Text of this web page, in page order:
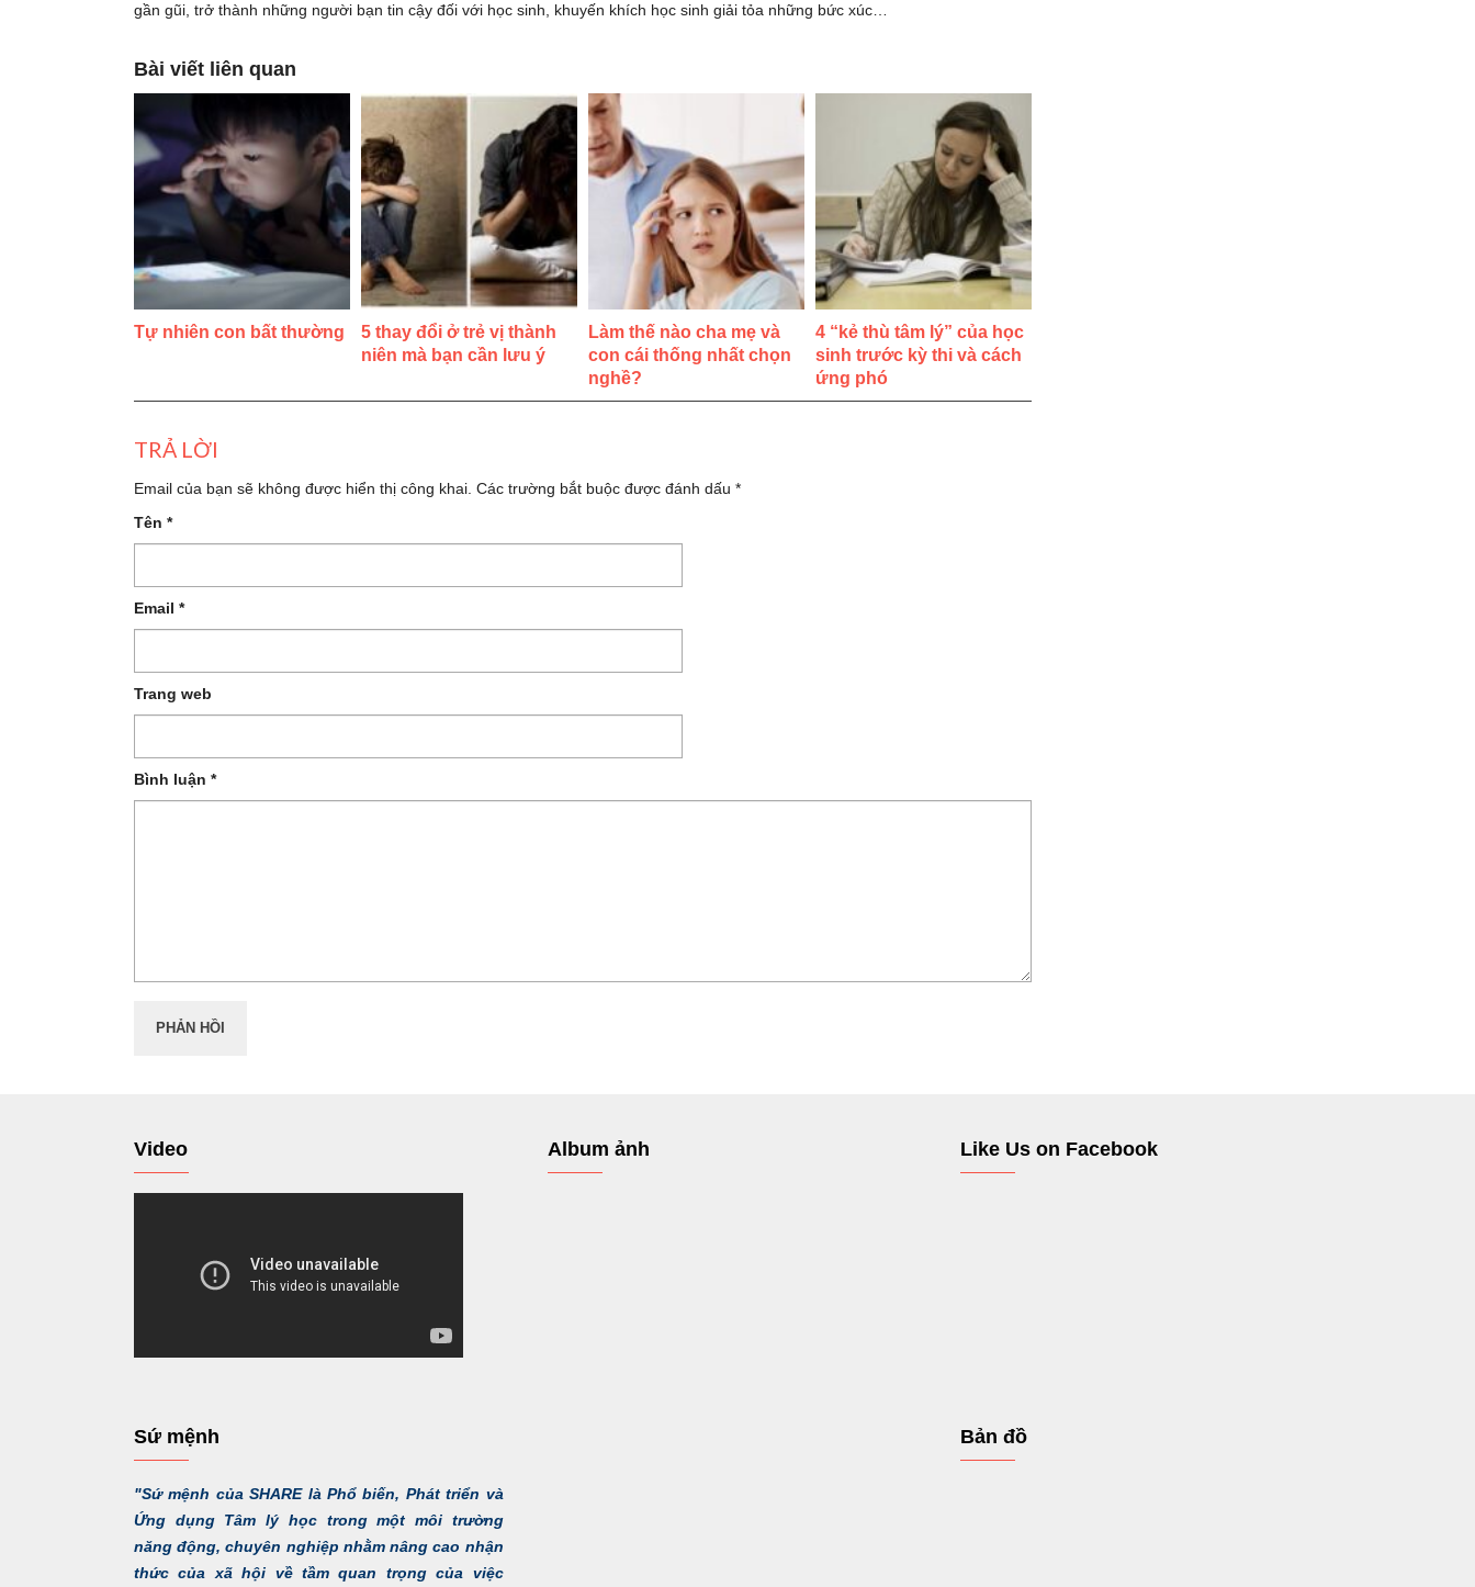
gần gũi, trở thành những người bạn tin cậy đối với học sinh, khuyến khích học sinh giải tỏa những bức xúc…
Bài viết liên quan
Tự nhiên con bất thường
5 thay đổi ở trẻ vị thành
niên mà bạn cần lưu ý
Làm thế nào cha mẹ và
con cái thống nhất chọn
nghề?
4 “kẻ thù tâm lý” của học
sinh trước kỳ thi và cách
ứng phó
TRẢ LỜI
Email của bạn sẽ không được hiển thị công khai. Các trường bắt buộc được đánh dấu *
Tên *
Email *
Trang web
Bình luận *
Video
Sứ mệnh
"Sứ mệnh của SHARE là Phổ biến, Phát triển và
Ứng dụng Tâm lý học trong một môi trường
năng động, chuyên nghiệp nhằm nâng cao nhận
thức của xã hội về tầm quan trọng của việc
Album ảnh Like Us on Facebook
Bản đồ